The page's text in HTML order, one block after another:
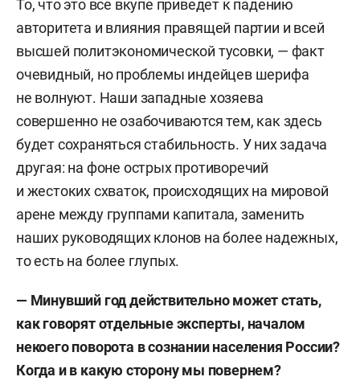
То, что это все вкупе приведет к падению
авторитета и влияния правящей партии и всей
высшей политэкономической тусовки, — факт
очевидный, но проблемы индейцев шерифа
не волнуют. Наши западные хозяева
совершенно не озабочиваются тем, как здесь
будет сохраняться стабильность. У них задача
другая: на фоне острых противоречий
и жестоких схваток, происходящих на мировой
арене между группами капитала, заменить
наших руководящих клонов на более надежных,
то есть на более глупых.
— Минувший годдействительно может стать,
как говорят отдельные эксперты,началом
некоегоповорота в сознании населения России?
Когда и в какую сторону мы повернем?